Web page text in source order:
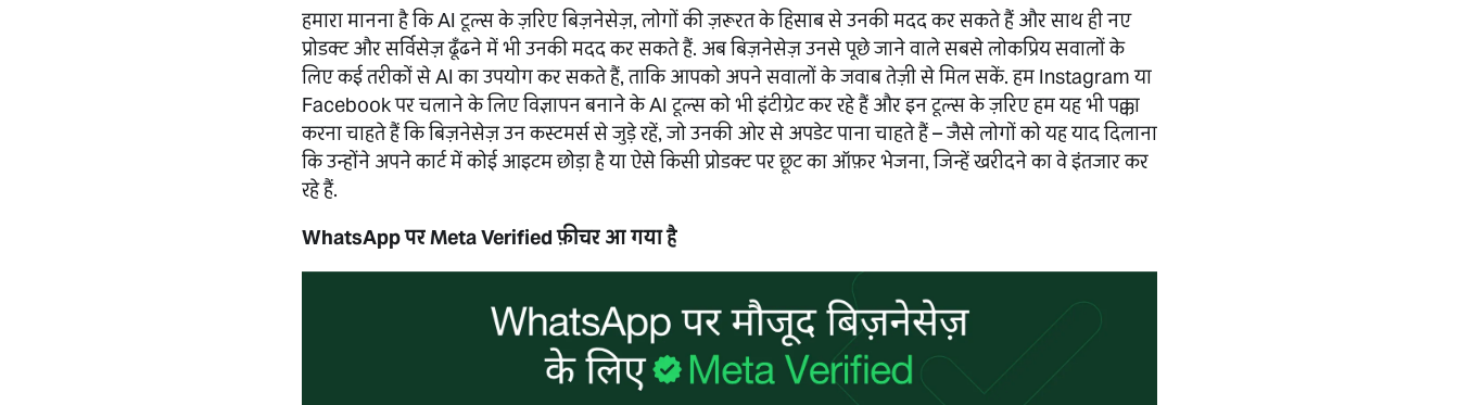
हमारा मानना है कि AI टूल्स के ज़रिए बिज़नेसेज़, लोगों की ज़रूरत के हिसाब से उनकी मदद कर सकते हैं और साथ ही नए
प्रोडक्ट और सर्विसेज़ ढूँढने में भी उनकी मदद कर सकते हैं. अब बिज़नेसेज़ उनसे पूछे जाने वाले सबसे लोकप्रिय सवालों के
लिए कई तरीकों से AI का उपयोग कर सकते हैं, ताकि आपको अपने सवालों के जवाब तेज़ी से मिल सकें. हम Instagram या
Facebook पर चलाने के लिए विज्ञापन बनाने के AI टूल्स को भी इंटीग्रेट कर रहे हैं और इन टूल्स के ज़रिए हम यह भी पक्का
करना चाहते हैं कि बिज़नेसेज़ उन कस्टमर्स से जुड़े रहें, जो उनकी ओर से अपडेट पाना चाहते हैं – जैसे लोगों को यह याद दिलाना
कि उन्होंने अपने कार्ट में कोई आइटम छोड़ा है या ऐसे किसी प्रोडक्ट पर छूट का ऑफ़र भेजना, जिन्हें खरीदने का वे इंतजार कर
रहे हैं.
WhatsApp पर Meta Verified फ़ीचर आ गया है